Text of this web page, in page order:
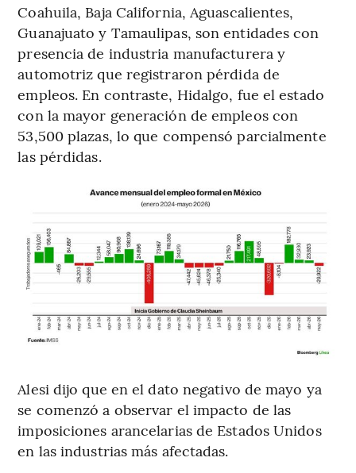
Coahuila, Baja California, Aguascalientes,
Guanajuato y Tamaulipas, son entidades con
presencia de industria manufacturera y
automotriz que registraron pérdida de
empleos. En contraste, Hidalgo, fue el estado
con la mayor generación de empleos con
53,500 plazas, lo que compensó parcialmente
las pérdidas.
Alesi dijo que en el dato negativo de mayo ya
se comenzó a observar el impacto de las
imposiciones arancelarias de Estados Unidos
en las industrias más afectadas.